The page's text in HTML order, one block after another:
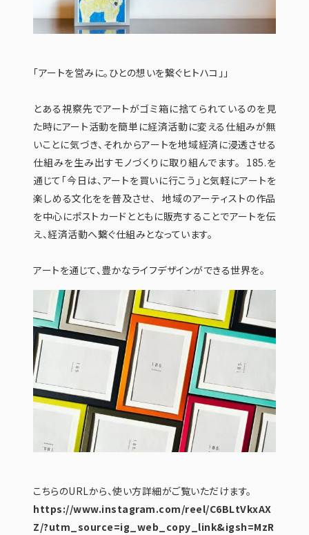
「アートを営みに。ひとの想いを繋ぐヒトハコ」」
とある視察先でアートがゴミ箱に捨てられているのを見
た時にアート活動を簡単に経済活動に変える仕組みが無
いことに気づき、それからアートを地域経済に浸透させる
仕組みを生み出すモノづくりに取り組んでます。 185.を
通じて「今日は、アートを買いに行こう」と気軽にアートを
楽しめる文化をを普及させ、 地域のアーティストの作品
を中心にポストカードとともに販売することでアートを伝
え、経済活動へ繋ぐ仕組みとなっています。
アートを通じて、豊かなライフデザインができる世界を。
こちらのURLから、使い方詳細がご覧いただけます。
https://www.instagram.com/reel/C6BLtVkxAX
Z/?utm_source=ig_web_copy_link&igsh=MzR